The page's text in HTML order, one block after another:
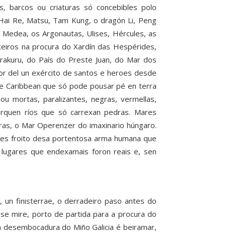
barcos ou criaturas só concebibles polo
Re, Matsu, Tam Kung, o dragón Li, Peng
os Argonautas, Ulises, Hércules, as
na procura do Xardín das Hespérides,
do País do Preste Juan, do Mar dos
del un exército de santos e heroes desde
Caribbean que só pode pousar pé en terra
mortas, paralizantes, negras, vermellas,
ríos que só carrexan pedras. Mares
o Mar Operenzer do imaxinario húngaro.
froito desa portentosa arma humana que
que endexamais foron reais e, sen
un finisterrae, o derradeiro paso antes do
mire, porto de partida para a procura do
do Miño Galicia é beiramar,